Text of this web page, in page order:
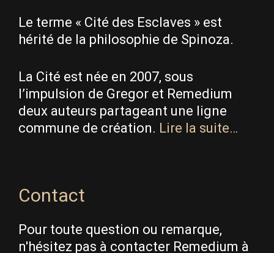
Le terme « Cité des Esclaves » est
hérité de la philosophie de Spinoza.
La Cité est née en 2007, sous
l’impulsion de Gregor et Remedium
deux auteurs partageant une ligne
commune de création. Lire la suite…
Contact
Pour toute question ou remarque,
n'hésitez pas à contacter Remedium à